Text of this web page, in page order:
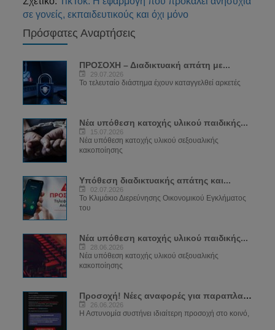
σε γονείς, εκπαιδευτικούς και όχι μόνο
Πρόσφατες Αναρτήσεις
ΠΡΟΣΟΧΗ – Διαδικτυακή απάτη με...
29.07.2026
Το τελευταίο διάστημα έχουν καταγγελθεί αρκετές
Νέα υπόθεση κατοχής υλικού παιδικής...
15.07.2026
Νέα υπόθεση κατοχής υλικού σεξουαλικής
κακοποίησης
Υπόθεση διαδικτυακής απάτης και...
02.07.2026
Το Κλιμάκιο Διερεύνησης Οικονομικού Εγκλήματος
του
Νέα υπόθεση κατοχής υλικού παιδικής...
28.06.2026
Νέα υπόθεση κατοχής υλικού σεξουαλικής
κακοποίησης
Προσοχή! Νέες αναφορές για παραπλανητικά...
26.06.2026
Η Αστυνομία συστήνει ιδιαίτερη προσοχή στο κοινό,